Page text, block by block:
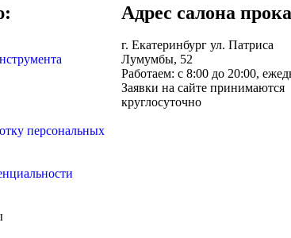
персональных
Адрес салона
г. Екатеринбург ул. Патриса
Лумумбы, 52
Работаем: c 8:00 до 20:00,
Заявки на сайте принимаются
круглосуточно